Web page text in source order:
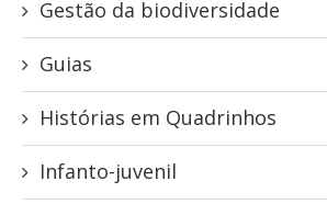
Gestão da biodiversidade
Guias
Histórias em Quadrinhos
Infanto-juvenil